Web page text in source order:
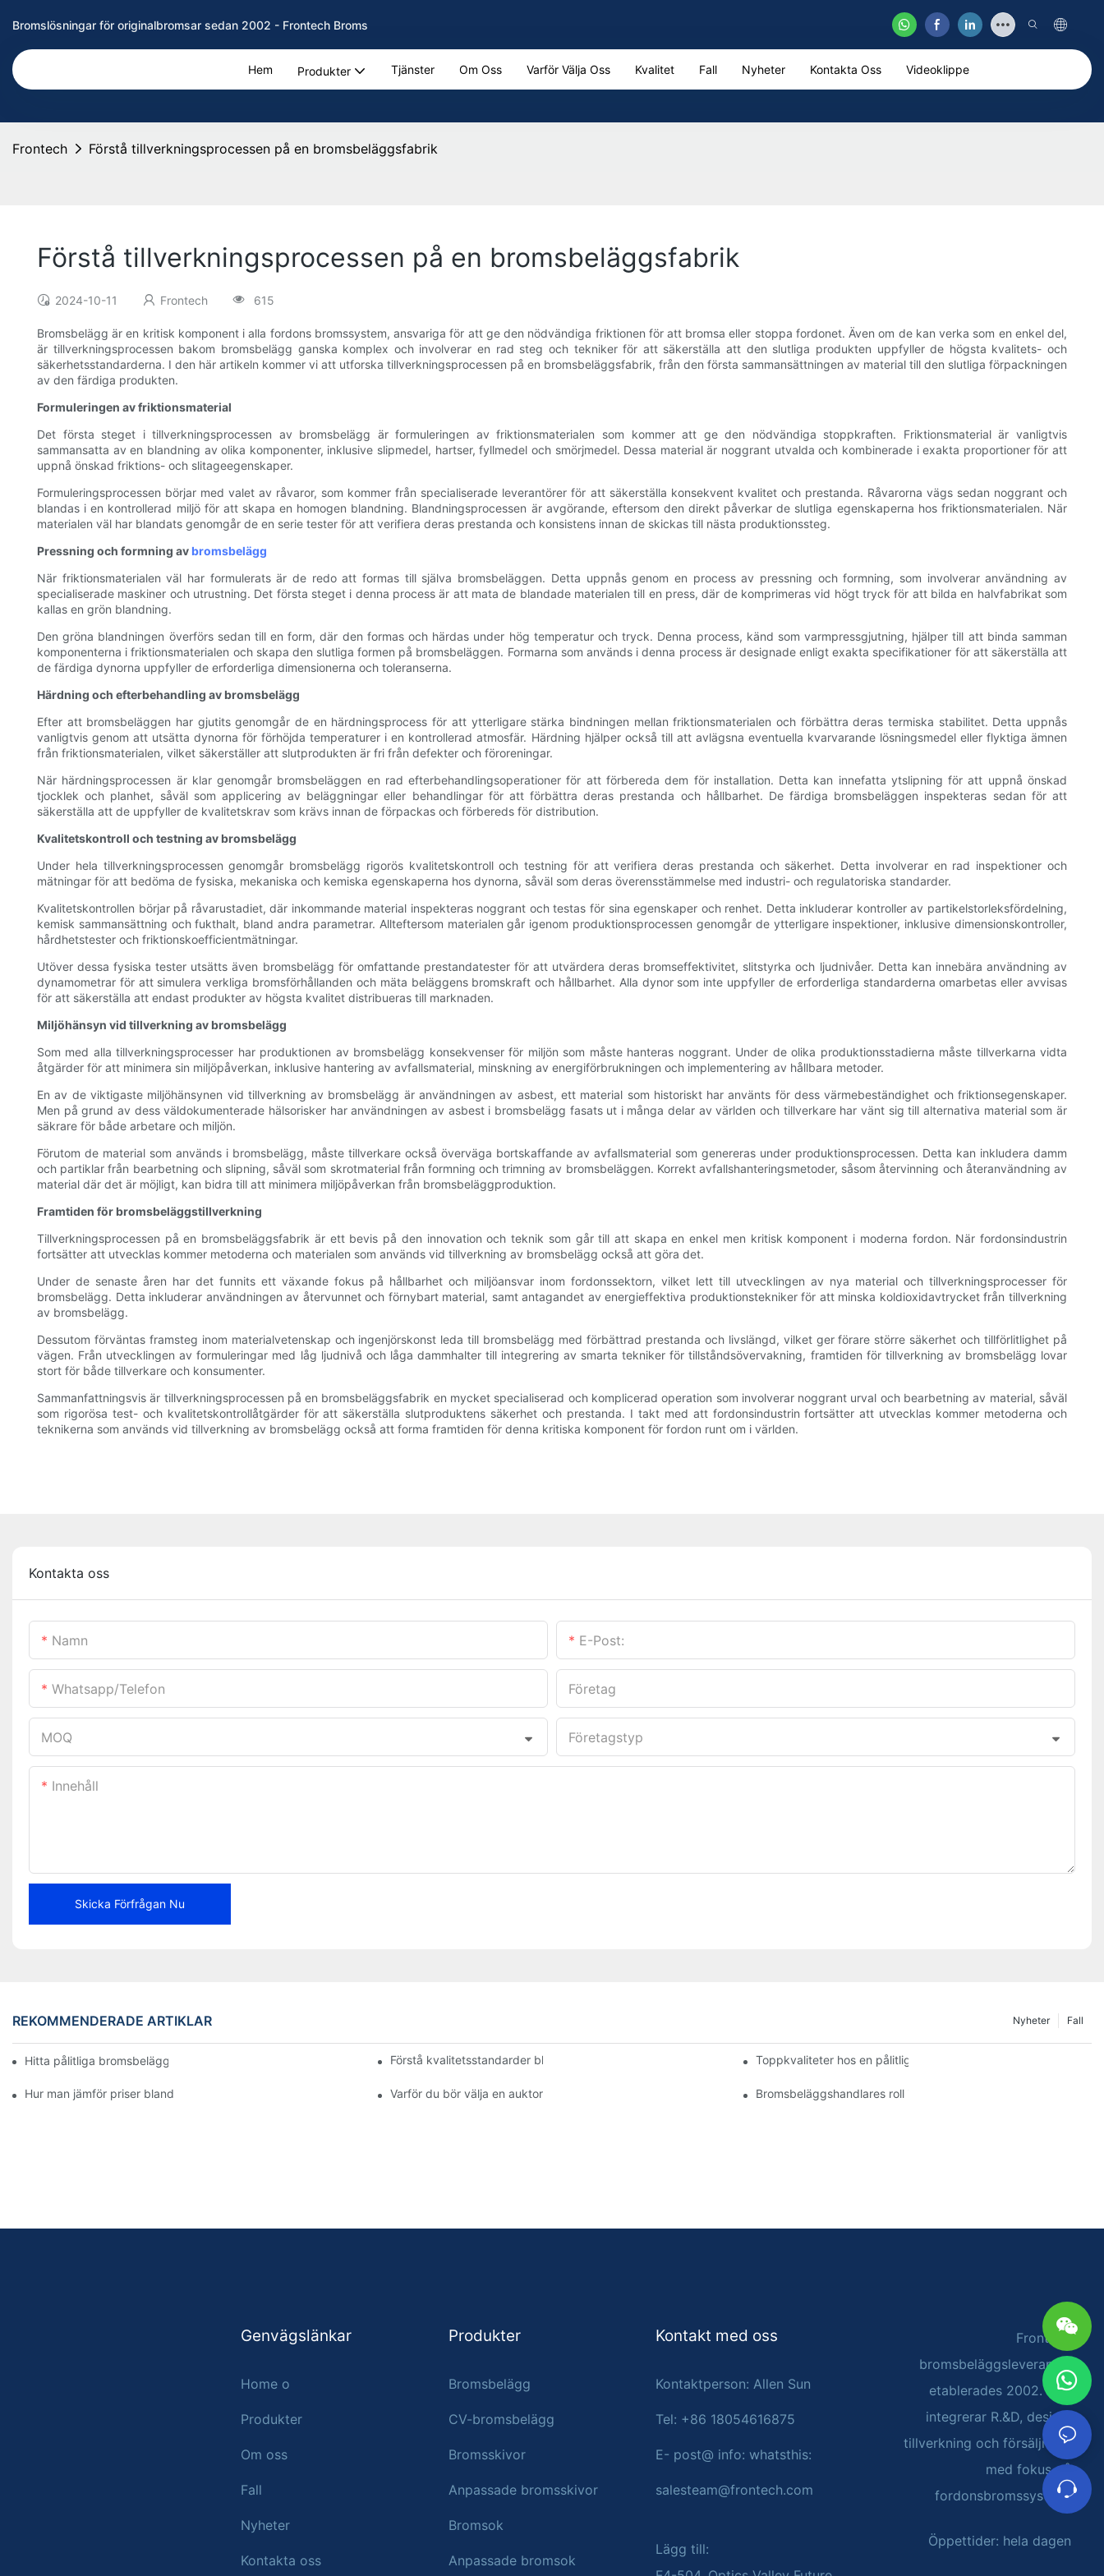
Bromslösningar för originalbromsar sedan 2002 - Frontech Broms
Hem Produkter Tjänster Om Oss Varför Välja Oss Kvalitet Fall Nyheter Kontakta Oss Videoklippe
Frontech Förstå tillverkningsprocessen på en bromsbeläggsfabrik
Förstå tillverkningsprocessen på en bromsbeläggsfabrik
2024-10-11 Frontech 615
Bromsbelägg är en kritisk komponent i alla fordons bromssystem, ansvariga för att ge den nödvändiga friktionen för att bromsa eller stoppa fordonet. Även om de kan verka som en enkel del,
är tillverkningsprocessen bakom bromsbelägg ganska komplex och involverar en rad steg och tekniker för att säkerställa att den slutliga produkten uppfyller de högsta kvalitets- och
säkerhetsstandarderna. I den här artikeln kommer vi att utforska tillverkningsprocessen på en bromsbeläggsfabrik, från den första sammansättningen av material till den slutliga förpackningen
av den färdiga produkten.
Formuleringen av friktionsmaterial
Det första steget i tillverkningsprocessen av bromsbelägg är formuleringen av friktionsmaterialen som kommer att ge den nödvändiga stoppkraften. Friktionsmaterial är vanligtvis
sammansatta av en blandning av olika komponenter, inklusive slipmedel, hartser, fyllmedel och smörjmedel. Dessa material är noggrant utvalda och kombinerade i exakta proportioner för att
uppnå önskad friktions- och slitageegenskaper.
Formuleringsprocessen börjar med valet av råvaror, som kommer från specialiserade leverantörer för att säkerställa konsekvent kvalitet och prestanda. Råvarorna vägs sedan noggrant och
blandas i en kontrollerad miljö för att skapa en homogen blandning. Blandningsprocessen är avgörande, eftersom den direkt påverkar de slutliga egenskaperna hos friktionsmaterialen. När
materialen väl har blandats genomgår de en serie tester för att verifiera deras prestanda och konsistens innan de skickas till nästa produktionssteg.
Pressning och formning av bromsbelägg
När friktionsmaterialen väl har formulerats är de redo att formas till själva bromsbeläggen. Detta uppnås genom en process av pressning och formning, som involverar användning av
specialiserade maskiner och utrustning. Det första steget i denna process är att mata de blandade materialen till en press, där de komprimeras vid högt tryck för att bilda en halvfabrikat som
kallas en grön blandning.
Den gröna blandningen överförs sedan till en form, där den formas och härdas under hög temperatur och tryck. Denna process, känd som varmpressgjutning, hjälper till att binda samman
komponenterna i friktionsmaterialen och skapa den slutliga formen på bromsbeläggen. Formarna som används i denna process är designade enligt exakta specifikationer för att säkerställa att
de färdiga dynorna uppfyller de erforderliga dimensionerna och toleranserna.
Härdning och efterbehandling av bromsbelägg
Efter att bromsbeläggen har gjutits genomgår de en härdningsprocess för att ytterligare stärka bindningen mellan friktionsmaterialen och förbättra deras termiska stabilitet. Detta uppnås
vanligtvis genom att utsätta dynorna för förhöjda temperaturer i en kontrollerad atmosfär. Härdning hjälper också till att avlägsna eventuella kvarvarande lösningsmedel eller flyktiga ämnen
från friktionsmaterialen, vilket säkerställer att slutprodukten är fri från defekter och föroreningar.
När härdningsprocessen är klar genomgår bromsbeläggen en rad efterbehandlingsoperationer för att förbereda dem för installation. Detta kan innefatta ytslipning för att uppnå önskad
tjocklek och planhet, såväl som applicering av beläggningar eller behandlingar för att förbättra deras prestanda och hållbarhet. De färdiga bromsbeläggen inspekteras sedan för att
säkerställa att de uppfyller de kvalitetskrav som krävs innan de förpackas och förbereds för distribution.
Kvalitetskontroll och testning av bromsbelägg
Under hela tillverkningsprocessen genomgår bromsbelägg rigorös kvalitetskontroll och testning för att verifiera deras prestanda och säkerhet. Detta involverar en rad inspektioner och
mätningar för att bedöma de fysiska, mekaniska och kemiska egenskaperna hos dynorna, såväl som deras överensstämmelse med industri- och regulatoriska standarder.
Kvalitetskontrollen börjar på råvarustadiet, där inkommande material inspekteras noggrant och testas för sina egenskaper och renhet. Detta inkluderar kontroller av partikelstorleksfördelning,
kemisk sammansättning och fukthalt, bland andra parametrar. Allteftersom materialen går igenom produktionsprocessen genomgår de ytterligare inspektioner, inklusive dimensionskontroller,
hårdhetstester och friktionskoefficientmätningar.
Utöver dessa fysiska tester utsätts även bromsbelägg för omfattande prestandatester för att utvärdera deras bromseffektivitet, slitstyrka och ljudnivåer. Detta kan innebära användning av
dynamometrar för att simulera verkliga bromsförhållanden och mäta beläggens bromskraft och hållbarhet. Alla dynor som inte uppfyller de erforderliga standarderna omarbetas eller avvisas
för att säkerställa att endast produkter av högsta kvalitet distribueras till marknaden.
Miljöhänsyn vid tillverkning av bromsbelägg
Som med alla tillverkningsprocesser har produktionen av bromsbelägg konsekvenser för miljön som måste hanteras noggrant. Under de olika produktionsstadierna måste tillverkarna vidta
åtgärder för att minimera sin miljöpåverkan, inklusive hantering av avfallsmaterial, minskning av energiförbrukningen och implementering av hållbara metoder.
En av de viktigaste miljöhänsynen vid tillverkning av bromsbelägg är användningen av asbest, ett material som historiskt har använts för dess värmebeständighet och friktionsegenskaper.
Men på grund av dess väldokumenterade hälsorisker har användningen av asbest i bromsbelägg fasats ut i många delar av världen och tillverkare har vänt sig till alternativa material som är
säkrare för både arbetare och miljön.
Förutom de material som används i bromsbelägg, måste tillverkare också överväga bortskaffande av avfallsmaterial som genereras under produktionsprocessen. Detta kan inkludera damm
och partiklar från bearbetning och slipning, såväl som skrotmaterial från formning och trimning av bromsbeläggen. Korrekt avfallshanteringsmetoder, såsom återvinning och återanvändning av
material där det är möjligt, kan bidra till att minimera miljöpåverkan från bromsbeläggproduktion.
Framtiden för bromsbeläggstillverkning
Tillverkningsprocessen på en bromsbeläggsfabrik är ett bevis på den innovation och teknik som går till att skapa en enkel men kritisk komponent i moderna fordon. När fordonsindustrin
fortsätter att utvecklas kommer metoderna och materialen som används vid tillverkning av bromsbelägg också att göra det.
Under de senaste åren har det funnits ett växande fokus på hållbarhet och miljöansvar inom fordonssektorn, vilket lett till utvecklingen av nya material och tillverkningsprocesser för
bromsbelägg. Detta inkluderar användningen av återvunnet och förnybart material, samt antagandet av energieffektiva produktionstekniker för att minska koldioxidavtrycket från tillverkning
av bromsbelägg.
Dessutom förväntas framsteg inom materialvetenskap och ingenjörskonst leda till bromsbelägg med förbättrad prestanda och livslängd, vilket ger förare större säkerhet och tillförlitlighet på
vägen. Från utvecklingen av formuleringar med låg ljudnivå och låga dammhalter till integrering av smarta tekniker för tillståndsövervakning, framtiden för tillverkning av bromsbelägg lovar
stort för både tillverkare och konsumenter.
Sammanfattningsvis är tillverkningsprocessen på en bromsbeläggsfabrik en mycket specialiserad och komplicerad operation som involverar noggrant urval och bearbetning av material, såväl
som rigorösa test- och kvalitetskontrollåtgärder för att säkerställa slutproduktens säkerhet och prestanda. I takt med att fordonsindustrin fortsätter att utvecklas kommer metoderna och
teknikerna som används vid tillverkning av bromsbelägg också att forma framtiden för denna kritiska komponent för fordon runt om i världen.
Kontakta oss
Namn E-Post:
Whatsapp/telefon Företag
MOQ Företagstyp
Innehåll
Skicka Förfrågan Nu
REKOMMENDERADE ARTIKLAR Fall
Nyheter
Hitta pålitliga bromsbeläggsdistributörer för ditt företag Förstå kvalitetsstandarder bland bromsbeläggstillverkare Toppkvaliteter hos en pålitlig bromsbeläggsåterförsäljare
Hur man jämför priser bland bromsbeläggshandlare Varför du bör välja en auktoriserad återförsäljare av bromsbelägg Bromsbeläggshandlares roll i fordonsunderhåll
Genvägslänkar
Home o
Produkter
Om oss
Fall
Nyheter
Kontakta oss
Produkter
Bromsbelägg
CV-bromsbelägg
Bromsskivor
Anpassade bromsskivor
Bromsok
Anpassade bromsok
Kontakt med oss
Kontaktperson: Allen Sun
Tel: +86 18054616875
E- post@ info: whatsthis:
salesteam@frontech.com
Lägg till:
Frontech
bromsbeläggsleverantör
etablerades 2002. Den
integrerar R.&D, design,
tillverkning och försäljning,
med fokus på
fordonsbromssystem
Öppettider: hela dagen